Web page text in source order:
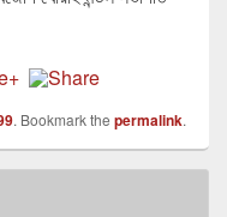
. Bookmark the permalink.